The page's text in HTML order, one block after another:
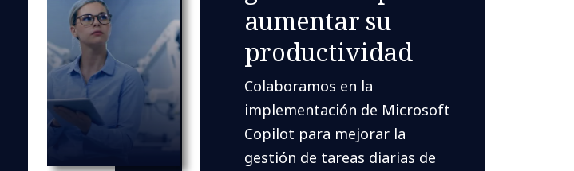
aumentar su
productividad
Colaboramos en la
implementación de Microsoft
Copilot para mejorar la
gestión de tareas diarias de